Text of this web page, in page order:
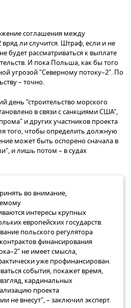
соглашения между
ли случится. Штраф, если и не
будет рассматриваться к выплате
И пока Польша, как бы того
угрозой "Северному потоку–2". По
– точно.
день "строительство морского
в связи с санкциями США",
и других участников проекта
того, чтобы определить должную
может быть оспорено сначала в
и лишь потом – в судах
во внимание,
интересы крупных
европейских государств.
польского регулятора
финансирования
не имеет смысла,
уже профинансирован.
события, покажет время,
кардинальных
проекта
не внесут", – заключил эксперт.